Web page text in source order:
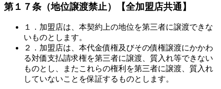
第１７条（地位譲渡禁止） 【全加盟店共通】
１．加盟店は、本契約上の地位を第三者に譲渡できな
いものとします。
２．加盟店は、本代金債権及びその債権譲渡にかかわ
る対価支払請求権を第三者に譲渡、質入れ等できない
ものとし、またこれらの権利を第三者に譲渡、質入れ
していないことを保証するものとします。